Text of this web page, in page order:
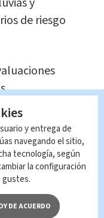
de riesgo
a la
a los
ríos o
de los
y entrega de
navegando el sitio,
tecnología, según
la configuración
gustes.
DE ACUERDO